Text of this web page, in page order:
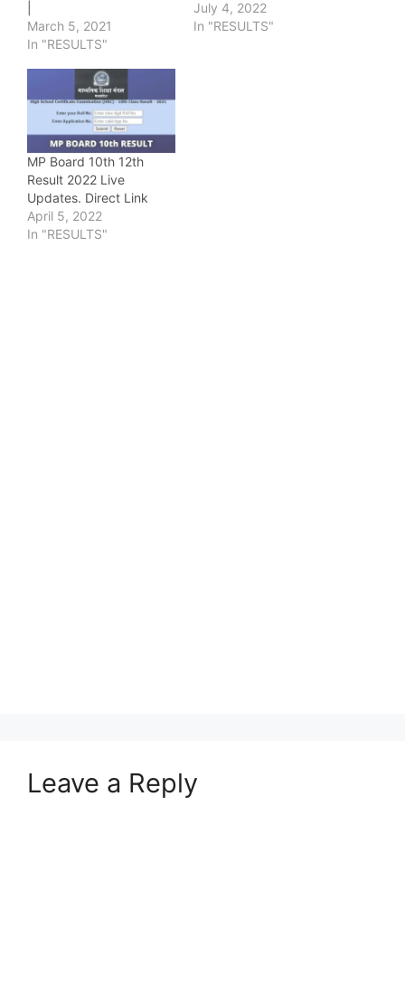
March 5, 2021
In "RESULTS"
July 4, 2022
In "RESULTS"
MP Board 10th 12th
Result 2022 Live
Updates. Direct Link
April 5, 2022
In "RESULTS"
Leave a Reply